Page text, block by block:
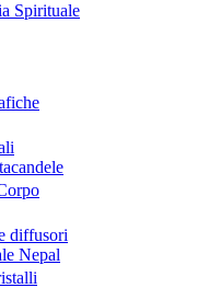
Spirituale
diffusori
Nepal